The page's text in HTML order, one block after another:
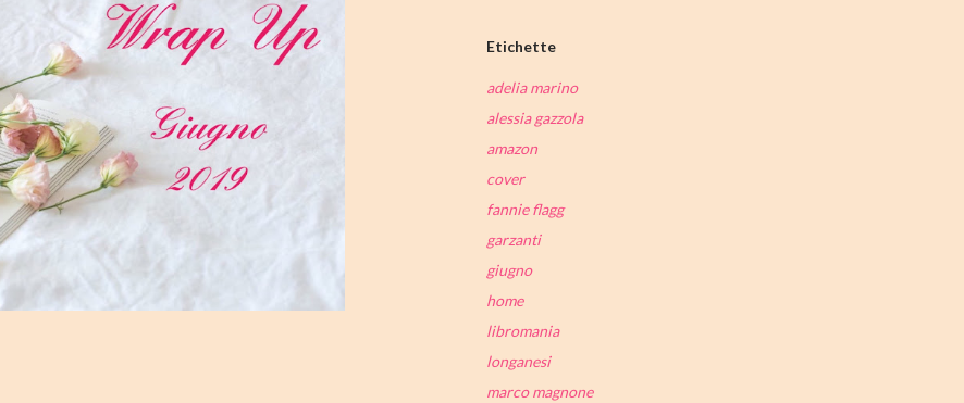
Etichette
adelia marino
alessia gazzola
amazon
cover
fannie flagg
garzanti
giugno
home
libromania
longanesi
marco magnone